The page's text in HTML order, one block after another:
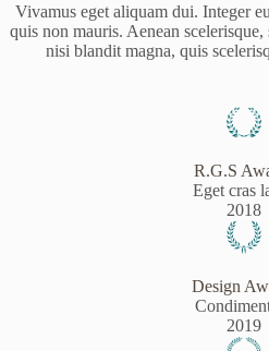
Vivamus eget aliquam dui. Integer
quis non mauris. Aenean
nisi blandit magna, quis
R.G.S
Eget cras
2018
Design
2019